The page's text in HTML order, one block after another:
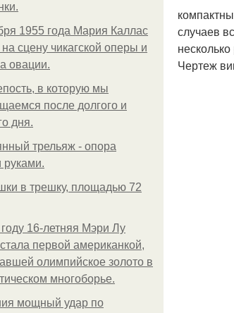
1955 года Мария Каллас
сцену чикагской оперы и
овации.
в которую мы
после долгого и
дня.
трельяж - опора
руками.
в трешку, площадью 72
16-летняя Мэри Лу
первой американкой,
олимпийское золото в
многоборье.
мощный удар по
случаев
Чертеж